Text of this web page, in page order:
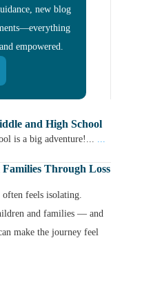
new blog
empowered.
and High School
is a big adventure!... ...
Through Loss
feels isolating.
and families — and
make the journey feel